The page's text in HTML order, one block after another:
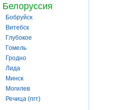
Белоруссия
Бобруйск
Витебск
Глубокое
Гомель
Гродно
Лида
Минск
Могилев
Речица (пгт)